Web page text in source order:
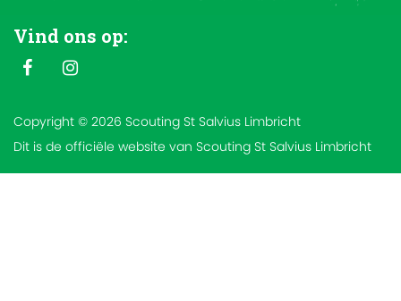
Vind ons op:
Copyright © 2026 Scouting St Salvius Limbricht
Dit is de officiële website van Scouting St Salvius Limbricht